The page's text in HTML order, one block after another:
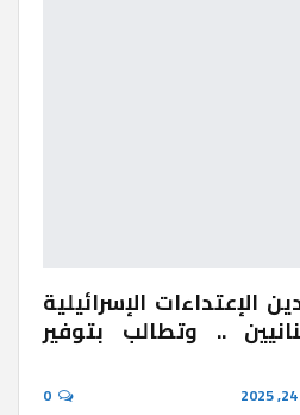
الإعتداءات الإسرائيلية
.. وتطالب بتوفير